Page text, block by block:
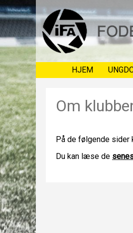
HJEM
Om
På de følgende sider
Du kan læse de